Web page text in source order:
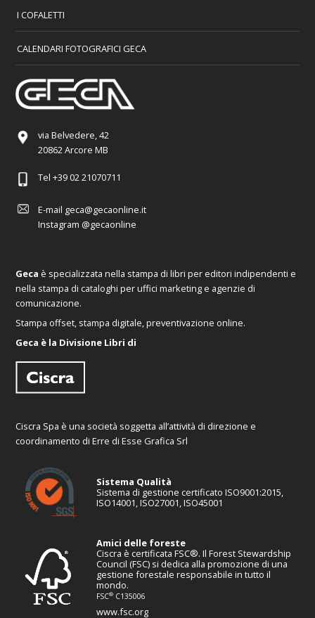
I COFALETTI
CALENDARI FOTOGRAFICI GECA
via Belvedere, 42
20862 Arcore MB
Tel +39 02 21070711
E-mail geca@gecaonline.it
Instagram @gecaonline
Geca è specializzata nella stampa di libri per editori indipendenti e
nella stampa di cataloghi per uffici marketing e agenzie di
comunicazione.
Stampa offset, stampa digitale, preventivazione online.
Geca è la Divisione Libri di
Ciscra Spa è una società soggetta all’attività di direzione e
coordinamento di Erre di Esse Grafica Srl
Sistema Qualità
Sistema di gestione certificato ISO9001:2015,
ISO14001, ISO27001, ISO45001
Amici delle foreste
Ciscra è certificata FSC®. Il Forest Stewardship
Council (FSC) si dedica alla promozione di una
gestione forestale responsabile in tutto il
mondo.
FSC® C135006
www.fsc.org